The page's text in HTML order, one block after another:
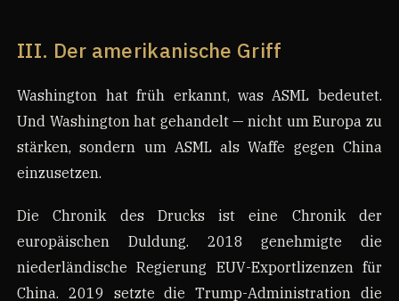
III. Der amerikanische Griff
Washington hat früh erkannt, was ASML bedeutet.
Und Washington hat gehandelt — nicht um Europa zu
stärken, sondern um ASML als Waffe gegen China
einzusetzen.
Die Chronik des Drucks ist eine Chronik der
europäischen Duldung. 2018 genehmigte die
niederländische Regierung EUV-Exportlizenzen für
China. 2019 setzte die Trump-Administration die